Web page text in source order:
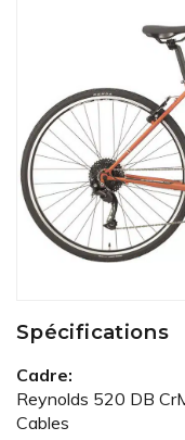
Spécifications
Cadre:
Reynolds 520 DB
Cables